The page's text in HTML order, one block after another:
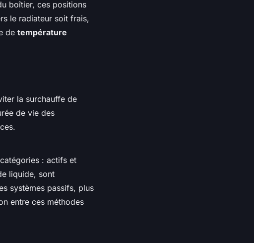
boîtier, ces positions
le radiateur soit frais,
de température
la surchauffe de
de vie des
: actifs et
liquide, sont
systèmes passifs, plus
entre ces méthodes